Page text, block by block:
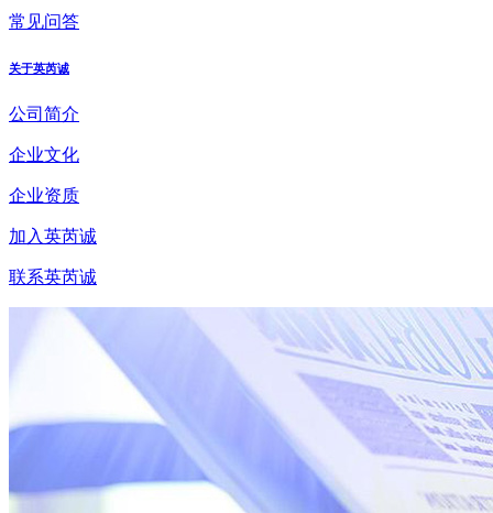
常见问答
关于英芮诚
公司简介
企业文化
企业资质
加入英芮诚
联系英芮诚